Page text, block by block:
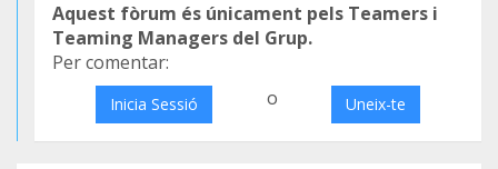
Aquest fòrum és únicament pels Teamers i
Teaming Managers del Grup.
Per comentar:
Inicia Sessió o Uneix-te